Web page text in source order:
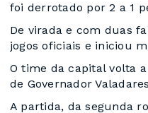
foi derrotado por 2 a 1
De virada e com duas
jogos oficiais e iniciou
O time da capital volta
de Governador
A partida, da segunda